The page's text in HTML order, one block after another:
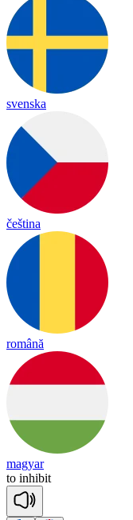
svenska
čeština
română
magyar
to inhibit